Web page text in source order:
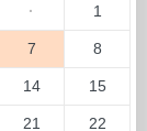
· 1
7 8
14 15
21 22